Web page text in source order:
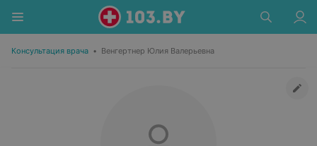
Консультация врача • Венгертнер Юлия Валерьевна